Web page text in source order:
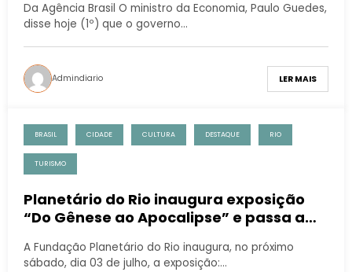
Da Agência Brasil O ministro da Economia, Paulo Guedes,
disse hoje (1º) que o governo…
Admindiario LER MAIS
BRASIL CIDADE CULTURA DESTAQUE RIO
TURISMO
Planetário do Rio inaugura exposição
“Do Gênese ao Apocalipse” e passa a
A Fundação Planetário do Rio inaugura, no próximo
sábado, dia 03 de julho, a exposição:…